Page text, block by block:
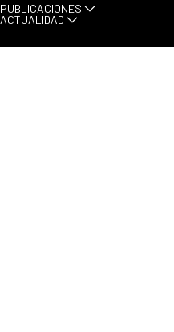
PUBLICACIONES
ACTUALIDAD